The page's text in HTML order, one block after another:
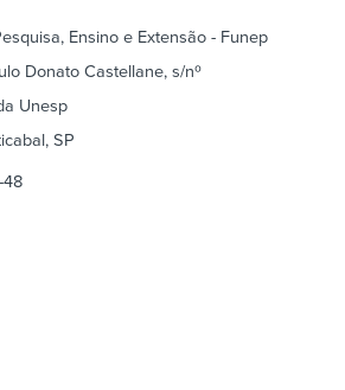
Ensino e Extensão - Funep
Donato Castellane, s/nº
Unesp
SP
48